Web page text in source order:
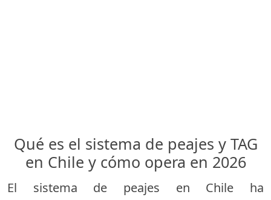
Qué es el sistema de peajes y TAG
en Chile y cómo opera en 2026
El sistema de peajes en Chile ha